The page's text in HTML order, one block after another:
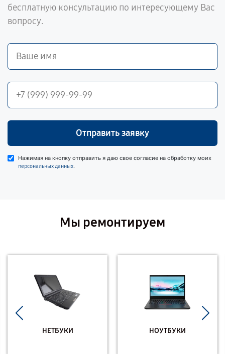
бесплатную консультацию по интересующему Вас
вопросу.
Отправить заявку
Нажимая на кнопку отправить я даю свое согласие на обработку моих
персональных данных.
Мы ремонтируем
НЕТБУКИ НОУТБУКИ